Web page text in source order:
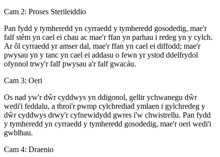
Cam 2: Proses Sterileiddio
Pan fydd y tymheredd yn cyrraedd y tymheredd gosodedig, mae'r
falf stêm yn cael ei chau ac mae'r ffan yn parhau i redeg yn y cylch.
Ar ôl cyrraedd yr amser dal, mae'r ffan yn cael ei diffodd; mae'r
pwysau yn y tanc yn cael ei addasu o fewn yr ystod ddelfrydol
ofynnol trwy'r falf pwysau a'r falf gwacáu.
Cam 3: Oeri
Os nad yw'r dŵr cyddwys yn ddigonol, gellir ychwanegu dŵr
wedi'i feddalu, a throi'r pwmp cylchrediad ymlaen i gylchredeg y
dŵr cyddwys drwy'r cyfnewidydd gwres i'w chwistrellu. Pan fydd
y tymheredd yn cyrraedd y tymheredd gosodedig, mae'r oeri wedi'i
gwblhau.
Cam 4: Draenio